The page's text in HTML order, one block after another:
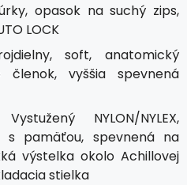
opasok na suchý zips,
LOCK
soft, anatomický
vyššia spevnená
Vystužený NYLON/NYLEX,
s pamäťou, spevnená na
výstelka okolo Achillovej
stielka